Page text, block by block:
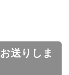
送りしま